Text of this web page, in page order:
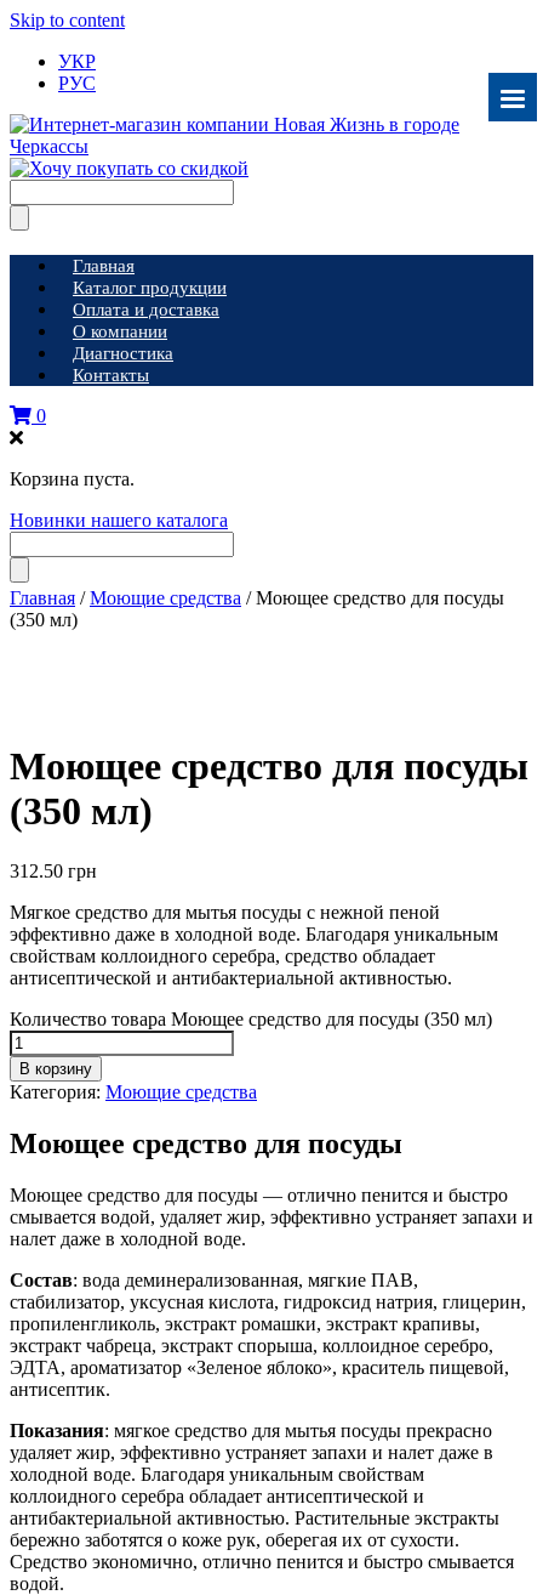
Skip to content
УКР
РУС
Главная
Каталог продукции
Оплата и доставка
О компании
Диагностика
Контакты
0
Корзина пуста.
Новинки нашего каталога
Главная /Моющие средства / Моющее средство для посуды
(350 мл)
Моющее средство для посуды
(350 мл)
312.50 грн
Мягкое средство для мытья посуды с нежной пеной
эффективно даже в холодной воде. Благодаря уникальным
свойствам коллоидного серебра, средство обладает
антисептической и антибактериальной активностью.
Количество товара Моющее средство для посуды (350 мл)
В корзину
Категория: Моющие средства
Моющее средство для посуды
Моющее средство для посуды — отлично пенится и быстро
смывается водой, удаляет жир, эффективно устраняет запахи и
налет даже в холодной воде.
Состав: вода деминерализованная, мягкие ПАВ,
стабилизатор, уксусная кислота, гидроксид натрия, глицерин,
пропиленгликоль, экстракт ромашки, экстракт крапивы,
экстракт чабреца, экстракт спорыша, коллоидное серебро,
ЭДТА, ароматизатор «Зеленое яблоко», краситель пищевой,
антисептик.
Показания: мягкое средство для мытья посуды прекрасно
удаляет жир, эффективно устраняет запахи и налет даже в
холодной воде. Благодаря уникальным свойствам
коллоидного серебра обладает антисептической и
антибактериальной активностью. Растительные экстракты
бережно заботятся о коже рук, оберегая их от сухости.
Средство экономично, отлично пенится и быстро смывается
водой.